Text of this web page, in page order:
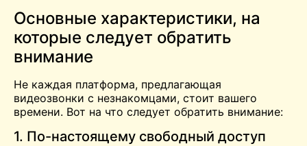
Основные характеристики, на
которые следует обратить
внимание
Не каждая платформа, предлагающая
видеозвонки с незнакомцами, стоит вашего
времени. Вот на что следует обратить внимание:
1. По-настоящему свободный доступ